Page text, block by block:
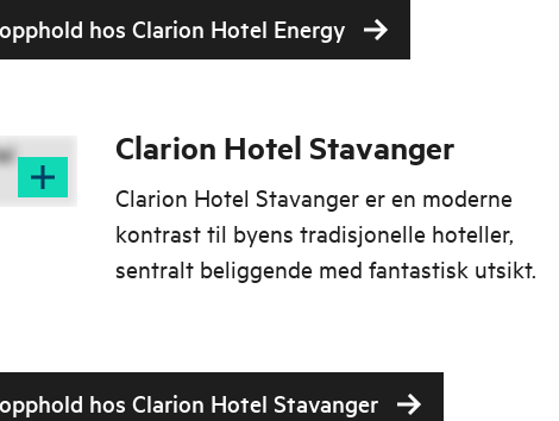
hos Clarion Hotel Energy
Clarion Hotel Stavanger
Clarion Hotel Stavanger er en moderne
kontrast til byens tradisjonelle hoteller,
sentralt beliggende med fantastisk utsikt.
hos Clarion Hotel Stavanger